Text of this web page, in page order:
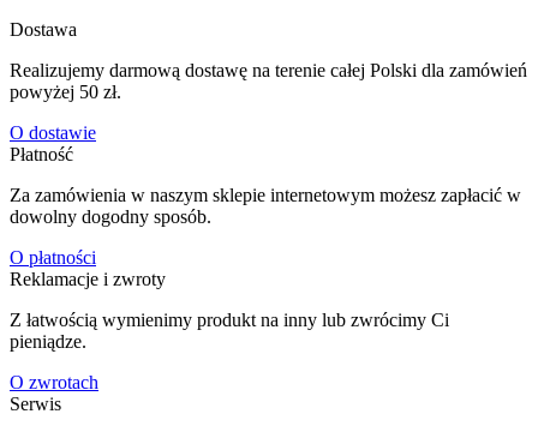
Dostawa
Realizujemy darmową dostawę na terenie całej Polski dla zamówień
powyżej 50 zł.
O dostawie
Płatność
Za zamówienia w naszym sklepie internetowym możesz zapłacić w
dowolny dogodny sposób.
O płatności
Reklamacje i zwroty
Z łatwością wymienimy produkt na inny lub zwrócimy Ci
pieniądze.
O zwrotach
Serwis